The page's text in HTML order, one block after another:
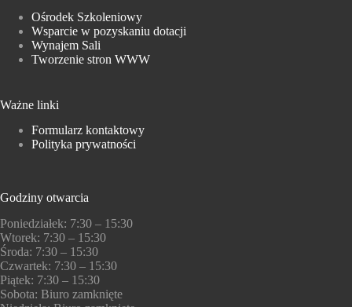
Ośrodek Szkoleniowy
Wsparcie w pozyskaniu dotacji
Wynajem Sali
Tworzenie stron WWW
Ważne linki
Formularz kontaktowy
Polityka prywatności
Godziny otwarcia
Poniedziałek: 7:30 – 15:30
Wtorek: 7:30 – 15:30
Środa: 7:30 – 15:30
Czwartek: 7:30 – 15:30
Piątek: 7:30 – 15:30
Sobota: Biuro zamknięte